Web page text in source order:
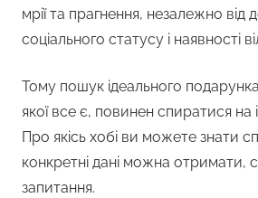
мрії та прагнення, незалежно від
соціального статусу і наявності
Тому пошук ідеального
якої все є, повинен спиратися на
Про якісь хобі ви можете знати
конкретні дані можна отримати,
запитання.